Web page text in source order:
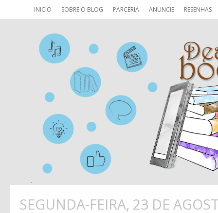
INICIO SOBRE O BLOG PARCERIA ANUNCIE RESENHAS
SEGUNDA-FEIRA, 23 DE